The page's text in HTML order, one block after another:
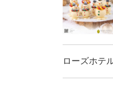
ローズホテ